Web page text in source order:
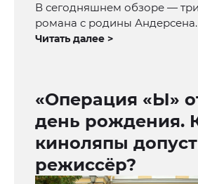
В сегодняшнем обзоре —
романа с родины Андерсена.
Читать далее >
«Операция «Ы»
день рождения.
киноляпы
режиссёр?